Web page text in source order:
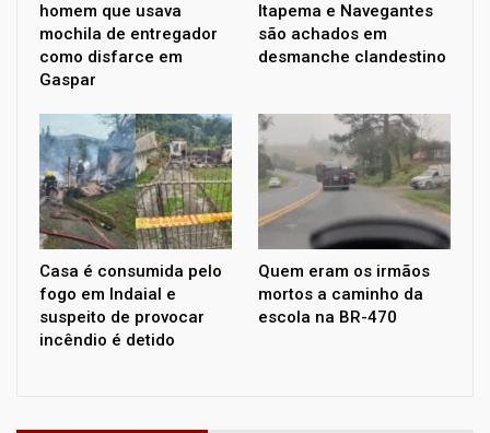
homem que usava
mochila de entregador
como disfarce em
Gaspar
Itapema e Navegantes
são achados em
desmanche clandestino
Casa é consumida pelo
fogo em Indaial e
suspeito de provocar
incêndio é detido
Quem eram os irmãos
mortos a caminho da
escola na BR-470